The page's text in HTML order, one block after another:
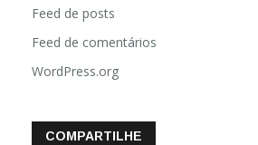
Feed de posts
Feed de comentários
WordPress.org
COMPARTILHE